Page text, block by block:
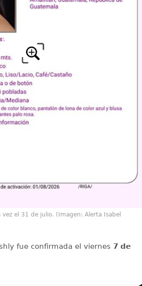
el 31 de julio. (Imagen: Alerta Isabel
fue confirmada el viernes 7 de